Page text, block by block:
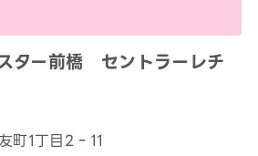
ター前橋 セントラーレチ
町1丁目2‐11